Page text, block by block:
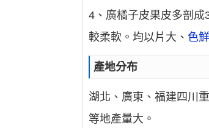
4、廣橘子皮果皮多剖
較柔軟。均以片大、色鮮
產地分布
湖北、廣東、福建四川
等地產量大。